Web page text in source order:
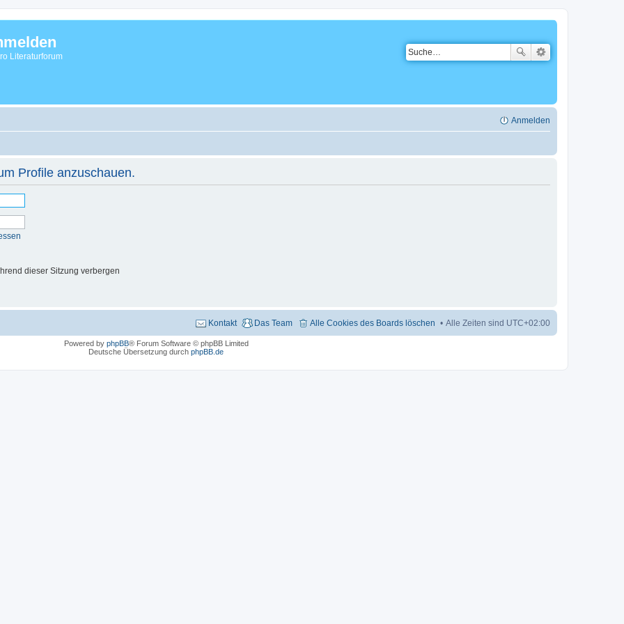
Literaturforum
Anmelden
Profile anzuschauen.
dieser Sitzung verbergen
Alle Zeiten sind UTC+02:00
Alle Cookies des Boards löschen
Das Team
Kontakt
Powered by phpBB® Forum Software © phpBB Limited
Deutsche Übersetzung durch phpBB.de